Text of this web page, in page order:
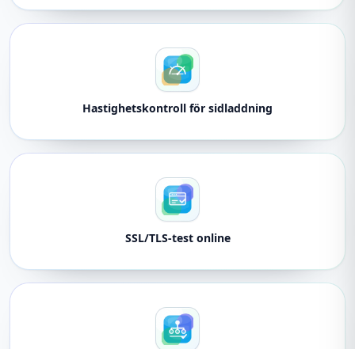
Hastighetskontroll för sidladdning
SSL/TLS-test online